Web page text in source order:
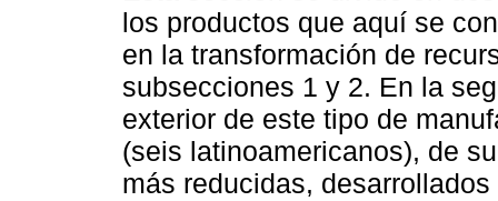
los productos que aquí se
en la transformación de
subsecciones 1 y 2. En la
exterior de este tipo de
(seis latinoamericanos), de
más reducidas,